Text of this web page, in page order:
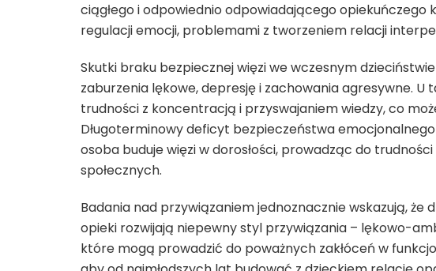
ciągłego i odpowiednio odpowiadającego
regulacji emocji, problemami z tworzeniem relacji
Skutki braku bezpiecznej więzi we wczesnym
zaburzenia lękowe, depresję i zachowania agresywne. U
trudności z koncentracją i przyswajaniem wiedzy, co
Długoterminowy deficyt bezpieczeństwa
osoba buduje więzi w dorosłości, prowadząc do
społecznych.
Badania nad przywiązaniem jednoznacznie wskazują,
opieki rozwijają niepewny styl przywiązania – lękowo-
które mogą prowadzić do poważnych zakłóceń w